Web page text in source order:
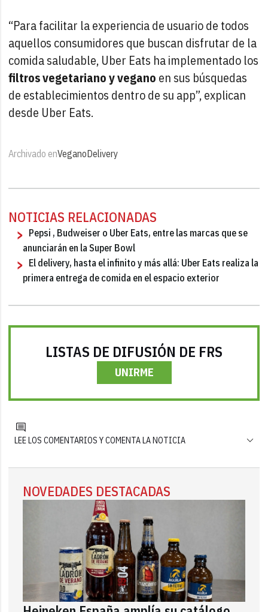
“Para facilitar la experiencia de usuario de todos
aquellos consumidores que buscan disfrutar de la
comida saludable, Uber Eats ha implementado los
filtros vegetariano y vegano en sus búsquedas
de establecimientos dentro de su app”, explican
desde Uber Eats.
Archivado enVeganoDelivery
NOTICIAS RELACIONADAS
Pepsi , Budweiser o Uber Eats, entre las marcas que se
anunciarán en la Super Bowl
El delivery, hasta el infinito y más allá: Uber Eats realiza la
primera entrega de comida en el espacio exterior
LISTAS DE DIFUSIÓN DE FRS
UNIRME
LEE LOS COMENTARIOS Y COMENTA LA NOTICIA
NOVEDADES DESTACADAS